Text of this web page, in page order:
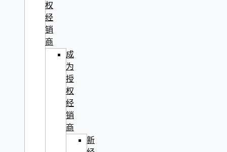
权
经
销
商
成
为
授
权
经
销
商
新